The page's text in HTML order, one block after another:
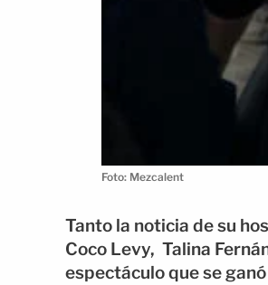
Foto: Mezcalent
Tanto la noticia de su
Coco Levy, Talina
espectáculo que se